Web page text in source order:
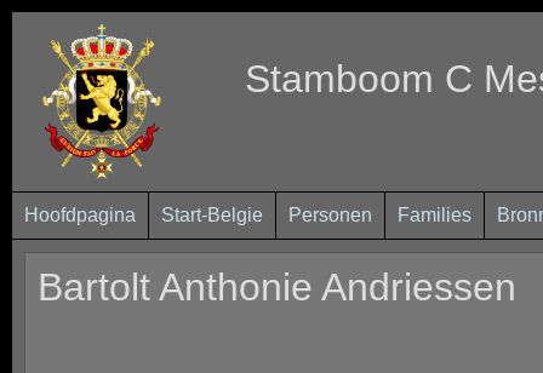
Stamboom C
Hoofdpagina Start-Belgie Personen Families
Bartolt Anthonie Andriessen